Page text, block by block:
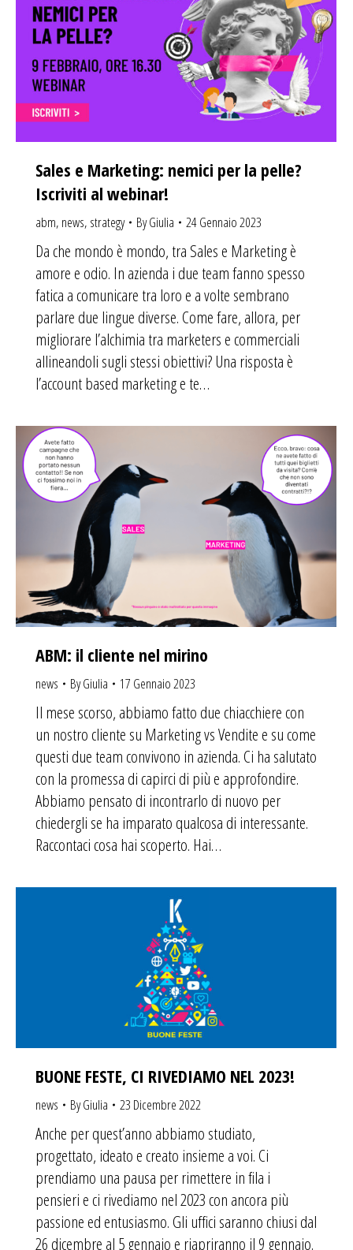
Sales e Marketing: nemici per la pelle?
Iscriviti al webinar!
abm, news, strategy ByGiulia 24 Gennaio 2023
Da che mondo è mondo, tra Sales e Marketing è
amore e odio. In azienda i due team fanno spesso
fatica a comunicare tra loro e a volte sembrano
parlare due lingue diverse. Come fare, allora, per
migliorare l’alchimia tra marketers e commerciali
allineandoli sugli stessi obiettivi? Una risposta è
l’account based marketing e te…
ABM: il cliente nel mirino
news ByGiulia 17 Gennaio 2023
Il mese scorso, abbiamo fatto due chiacchiere con
un nostro cliente su Marketing vs Vendite e su come
questi due team convivono in azienda. Ci ha salutato
con la promessa di capirci di più e approfondire.
Abbiamo pensato di incontrarlo di nuovo per
chiedergli se ha imparato qualcosa di interessante.
Raccontaci cosa hai scoperto. Hai…
BUONE FESTE, CI RIVEDIAMO NEL 2023!
news ByGiulia 23 Dicembre 2022
Anche per quest’anno abbiamo studiato,
progettato, ideato e creato insieme a voi. Ci
prendiamo una pausa per rimettere in fila i
pensieri e ci rivediamo nel 2023 con ancora più
passione ed entusiasmo. Gli uffici saranno chiusi dal
26 dicembre al 5 gennaio e riapriranno il 9 gennaio.